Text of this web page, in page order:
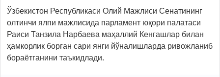
Ўзбекистон Республикаси Олий Мажлиси Сенатининг
олтинчи ялпи мажлисида парламент юқори палатаси
Раиси Танзила Нарбаева маҳаллий Кенгашлар билан
ҳамкорлик борган сари янги йўналишларда ривожланиб
бораётганини таъкидлади.